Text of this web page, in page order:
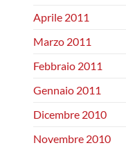
Aprile 2011
Marzo 2011
Febbraio 2011
Gennaio 2011
Dicembre 2010
Novembre 2010